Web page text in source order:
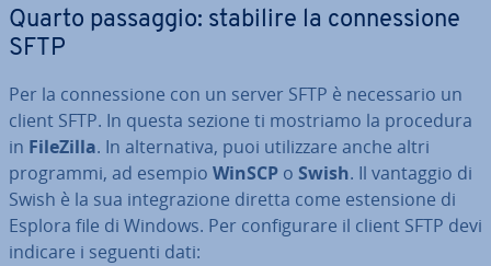
Quarto passaggio: stabilire la con­nes­sio­ne
SFTP
Per la con­nes­sio­ne con un server SFTP è ne­ces­sa­rio un
client SFTP. In questa sezione ti mostriamo la procedura
in FileZilla. In al­ter­na­ti­va, puoi uti­liz­za­re anche altri
programmi, ad esempio WinSCP o Swish. Il vantaggio di
Swish è la sua in­te­gra­zio­ne diretta come esten­sio­ne di
Esplora file di Windows. Per con­fi­gu­ra­re il client SFTP devi
indicare i seguenti dati: